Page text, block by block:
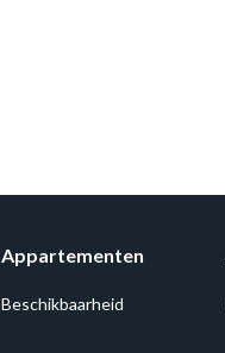
Appartementen
Beschikbaarheid